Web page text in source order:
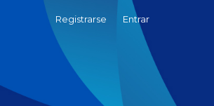
Registrarse Entrar